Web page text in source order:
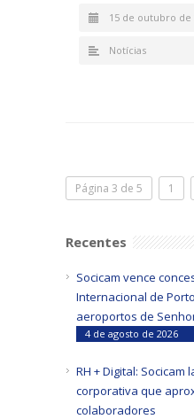
15 de outubro de
Notícias
Página 3 de 5 1
Recentes
Socicam vence
Internacional de
aeroportos de
4 de agosto de 2026
RH + Digital:
corporativa que
colaboradores